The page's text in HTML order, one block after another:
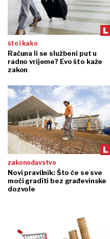
što i kako
Računa li se službeni put u
radno vrijeme? Evo što kaže
zakon
zakonodavstvo
Novi pravilnik: Što će se sve
moći graditi bez građevinske
dozvole